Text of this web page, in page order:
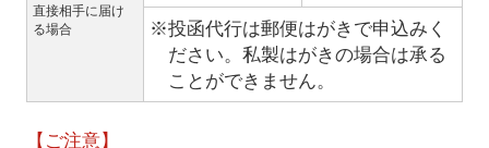
直接相手に届け
る場合
※投函代行は郵便はがきで申込みく
ださい。私製はがきの場合は承る
ことができません。
【ご注意】